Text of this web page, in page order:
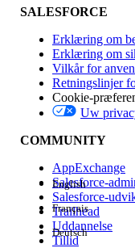
Version
Experience
SALESFORCE
Erklæring om
Erklæring om
Vilkår for
Retningslinjer
Cookie-
Uw
COMMUNITY
AppExchange
Salesforce-
Salesforce-
Trailhead
Uddannelse
Tillid
English
Français
Deutsch